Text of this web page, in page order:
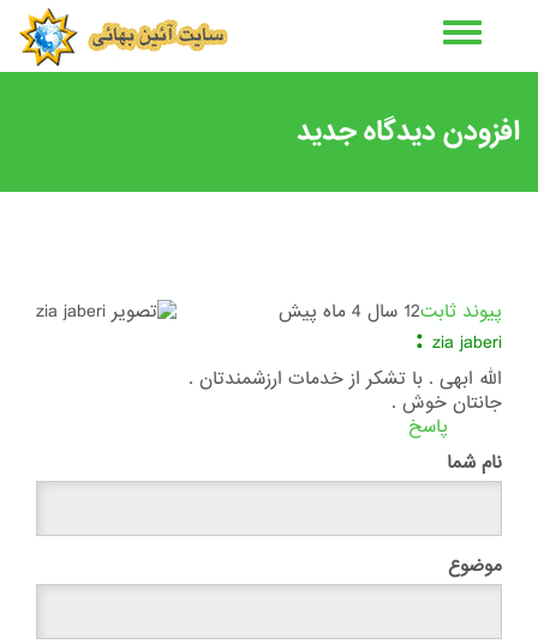
افزودن دیدگاه جدید
پیوند ثابت12 سال 4 ماه پیش
zia jaberi
:
الله ابهی . با تشکر از خدمات ارزشمندتان .
جانتان خوش .
پاسخ
نام شما
موضوع